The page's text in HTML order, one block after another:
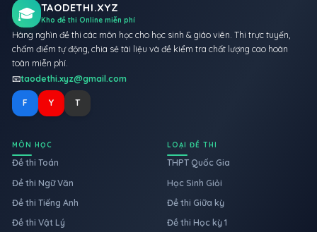
🎓 TAODETHI.XYZ
Kho đề thi Online miễn phí
Hàng nghìn đề thi các môn học cho học sinh & giáo viên. Thi trực tuyến,
chấm điểm tự động, chia sẻ tài liệu và đề kiểm tra chất lượng cao hoàn
toàn miễn phí.
📧taodethi.xyz@gmail.com
F Y T
MÔN HỌC
Đề thi Toán
Đề thi Ngữ Văn
Đề thi Tiếng Anh
Đề thi Vật Lý
LOẠI ĐỀ THI
THPT Quốc Gia
Học Sinh Giỏi
Đề thi Giữa kỳ
Đề thi Học kỳ 1